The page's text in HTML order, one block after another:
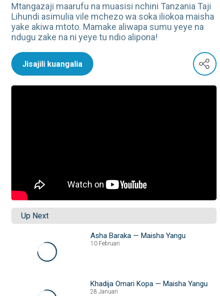
Mtangazaji maarufu na muasisi nchini Tanzania Taji
Lihundi asimulia vile mchezo wa soka iliokoa maisha
yake akiwa mtoto. Mamake aliwapa sumu yeye na
ndugu zake na ni yeye tu ndio alipona!
Jisajili kuangalia
Up Next
Asha Baraka — Maisha Yangu
10 Februari
Khadija Omari Kopa — Maisha Yangu
28 Januari